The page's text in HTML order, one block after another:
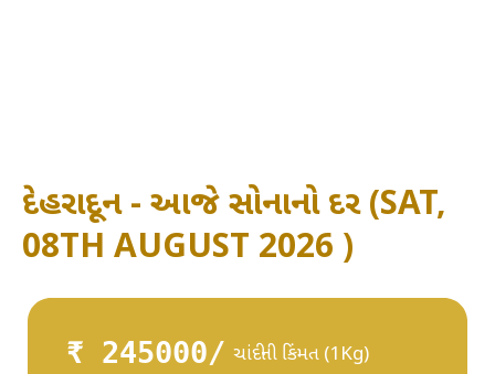
દેહરાદૂન - આજે સોનાનો દર (SAT,
08TH AUGUST 2026 )
₹ 245000/ ચાંદીની કિંમત (1Kg)